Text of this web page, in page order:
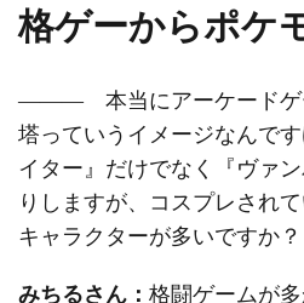
格ゲーからポケ
――― 本当にアーケードゲ
塔っていうイメージなんで
イター』だけでなく『ヴァ
りしますが、コスプレされ
キャラクターが多いですか？
みちるさん： 格闘ゲームが多